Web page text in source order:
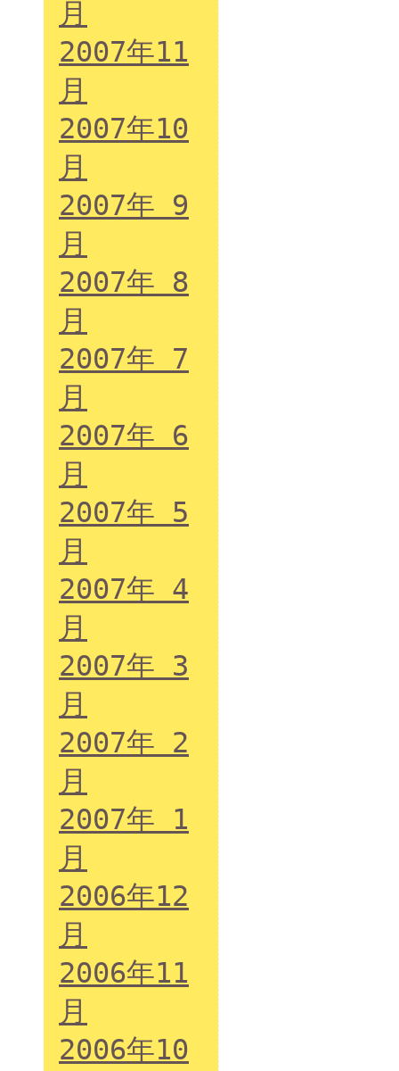
月
2007年11
月
2007年10
月
2007年 9
月
2007年 8
月
2007年 7
月
2007年 6
月
2007年 5
月
2007年 4
月
2007年 3
月
2007年 2
月
2007年 1
月
2006年12
月
2006年11
月
2006年10